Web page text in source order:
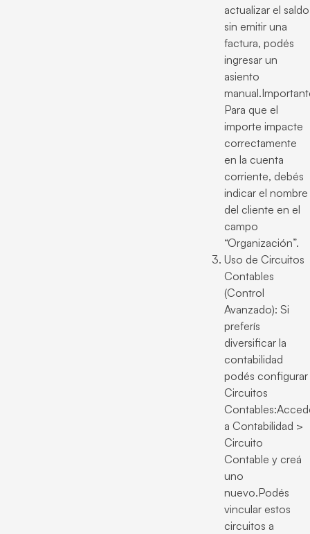
actualizar el saldo
sin emitir una
factura, podés
ingresar un
asiento
Para que el
importe impacte
correctamente
en la cuenta
corriente, debés
indicar el nombre
del cliente en el
campo
“Organización”.
Uso de Circuitos
Contables
(Control
Avanzado): Si
preferís
diversificar la
contabilidad
podés configurar
Circuitos
a Contabilidad >
Circuito
Contable y creá
uno
nuevo.Podés
vincular estos
circuitos a